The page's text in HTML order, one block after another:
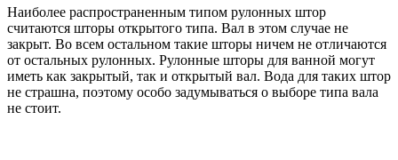
Наиболее распространенным типом рулонных штор
считаются шторы открытого типа. Вал в этом случае не
закрыт. Во всем остальном такие шторы ничем не отличаются
от остальных рулонных. Рулонные шторы для ванной могут
иметь как закрытый, так и открытый вал. Вода для таких штор
не страшна, поэтому особо задумываться о выборе типа вала
не стоит.